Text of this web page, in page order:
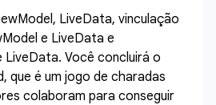
LiveData, vinculação
e LiveData e
Você concluirá o
que é um jogo de charadas
colaboram para conseguir